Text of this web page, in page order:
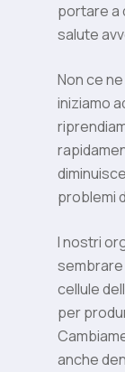
portare a
salute
Non ce
iniziamo
problemi
I nostri
cellule
per
anche